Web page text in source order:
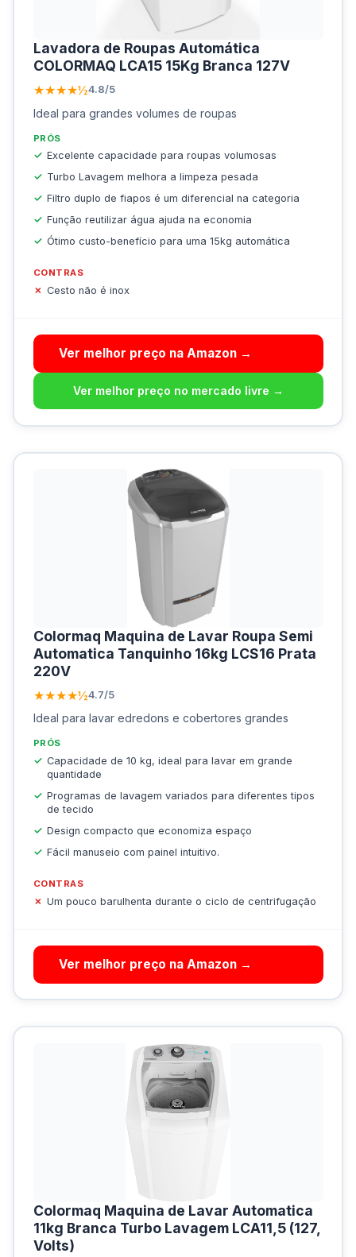
Lavadora de Roupas Automática
COLORMAQ LCA15 15Kg Branca 127V
★★★★½4.8/5
Ideal para grandes volumes de roupas
PRÓS
Excelente capacidade para roupas volumosas
Turbo Lavagem melhora a limpeza pesada
Filtro duplo de fiapos é um diferencial na categoria
Função reutilizar água ajuda na economia
Ótimo custo-benefício para uma 15kg automática
CONTRAS
Cesto não é inox
Ver melhor preço na Amazon →
Ver melhor preço no mercado livre →
Colormaq Maquina de Lavar Roupa Semi
Automatica Tanquinho 16kg LCS16 Prata
220V
★★★★½4.7/5
Ideal para lavar edredons e cobertores grandes
PRÓS
Capacidade de 10 kg, ideal para lavar em grande
quantidade
Programas de lavagem variados para diferentes tipos
de tecido
Design compacto que economiza espaço
Fácil manuseio com painel intuitivo.
CONTRAS
Um pouco barulhenta durante o ciclo de centrifugação
Ver melhor preço na Amazon →
Colormaq Maquina de Lavar Automatica
11kg Branca Turbo Lavagem LCA11,5 (127,
Volts)